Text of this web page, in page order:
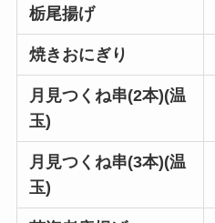
栃尾揚げ
焼きおにぎり
月見つくね串(2本)(温
玉)
月見つくね串(3本)(温
玉)